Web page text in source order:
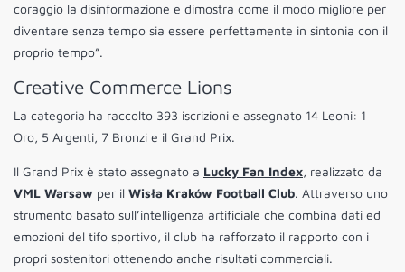
coraggio la disinformazione e dimostra come il modo migliore per
diventare senza tempo sia essere perfettamente in sintonia con il
proprio tempo”.
Creative Commerce Lions
La categoria ha raccolto 393 iscrizioni e assegnato 14 Leoni: 1
Oro, 5 Argenti, 7 Bronzi e il Grand Prix.
Il Grand Prix è stato assegnato a Lucky Fan Index, realizzato da
VML Warsaw per il Wisła Kraków Football Club. Attraverso uno
strumento basato sull’intelligenza artificiale che combina dati ed
emozioni del tifo sportivo, il club ha rafforzato il rapporto con i
propri sostenitori ottenendo anche risultati commerciali.